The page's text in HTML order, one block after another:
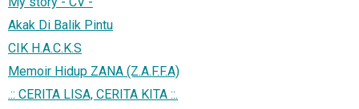
Akak Di Balik Pintu
CIK H.A.C.K.S
Memoir Hidup ZANA (Z.A.F.F.A)
.:: CERITA LISA, CERITA KITA ::.